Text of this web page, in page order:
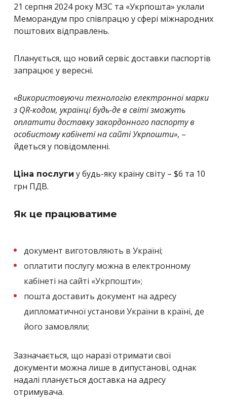
21 серпня 2024 року МЗС та «Укрпошта» уклали
Меморандум про співпрацю у сфері міжнародних
поштових відправлень.
Планується, що новий сервіс доставки паспортів
запрацює у вересні.
«Використовуючи технологію електронної марки
з QR-кодом, українці будь-де в світі зможуть
оплатити доставку закордонного паспорту в
особистому кабінеті на сайті Укрпошти», –
йдеться у повідомленні.
Ціна послуги у будь-яку країну світу – $6 та 10
грн ПДВ.
Як це працюватиме
документ виготовляють в Україні;
оплатити послугу можна в електронному
кабінеті на сайті «Укрпошти»;
пошта доставить документ на адресу
дипломатичної установи України в країні, де
його замовляли;
Зазначається, що наразі отримати свої
документи можна лише в дипустанові, однак
надалі планується доставка на адресу
отримувача.